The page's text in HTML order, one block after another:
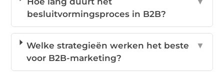
besluitvormingsproces in B2B?
Welke strategieën werken het beste
voor B2B-marketing?
▼